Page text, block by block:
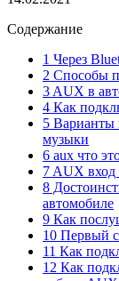
Содержание
1 Через
2 Способы
3 AUX в
4 Как
5 Варианты
музыки
6 aux что
7 AUX
8
автомобиле
9 Как
10 Первый
11 Как
12 Как